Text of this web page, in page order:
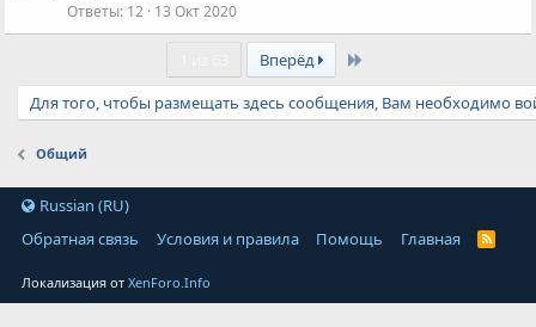
Ответы 12 13 Окт 2020
Вперёд
Для того, чтобы размещать здесь сообщения, Вам необходимо
Общий
Russian (RU)
Обратная связь
Условия и правила Помощь Главная
Локализация отXenForo.Info